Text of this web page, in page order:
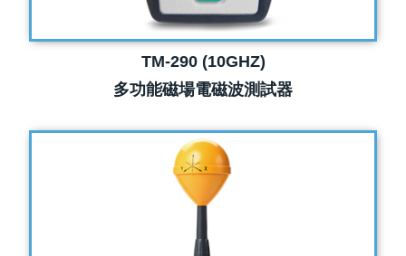
TM-290 (10GHZ)
多功能磁場電磁波測試器